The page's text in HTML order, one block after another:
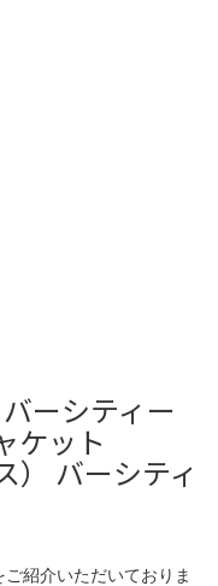
ーシティー
ケット
） バーシティ
紹介いただいておりま